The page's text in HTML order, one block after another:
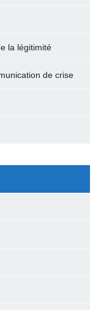
la légitimité
de crise